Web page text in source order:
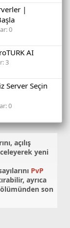
|
0
AI
3
Server Seçin
0
, açılış
yeni
PvP
ayrıca
son